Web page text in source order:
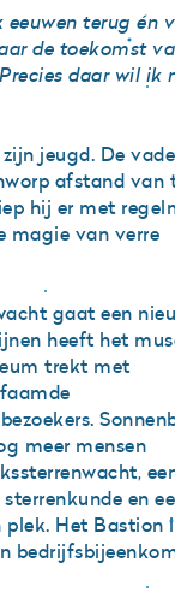
terug én
de toekomst
daar wil ik
jeugd. De
afstand van
hij er met
magie van verre
gaat een
heeft het
trekt met
meer mensen
en
Het Bastion